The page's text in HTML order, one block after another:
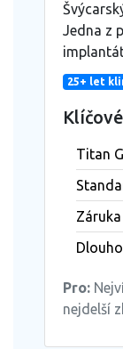
Jedna z
25+ let
Titan
Pro:
nejdelší